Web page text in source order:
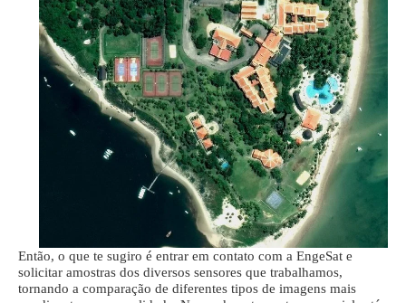
Então, o que te sugiro é entrar em contato com a EngeSat e
solicitar amostras dos diversos sensores que trabalhamos,
tornando a comparação de diferentes tipos de imagens mais